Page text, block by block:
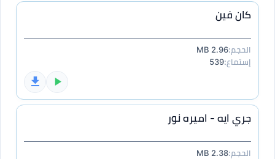
كان فين
الحجم:2.96 MB
إستماع:539
جري ايه - اميره نور
الحجم:2.38 MB